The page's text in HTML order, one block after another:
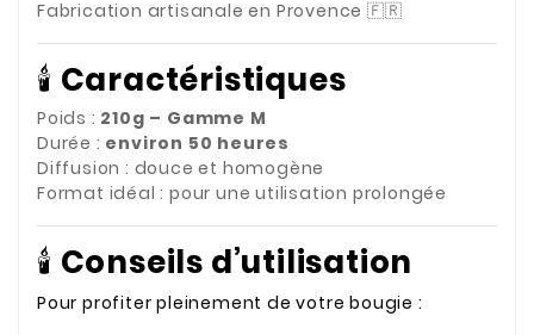
Fabrication artisanale en Provence 🇫🇷
🕯️ Caractéristiques
Poids : 210g – Gamme M
Durée : environ 50 heures
Diffusion : douce et homogène
Format idéal : pour une utilisation prolongée
🕯️ Conseils d’utilisation
Pour profiter pleinement de votre bougie :